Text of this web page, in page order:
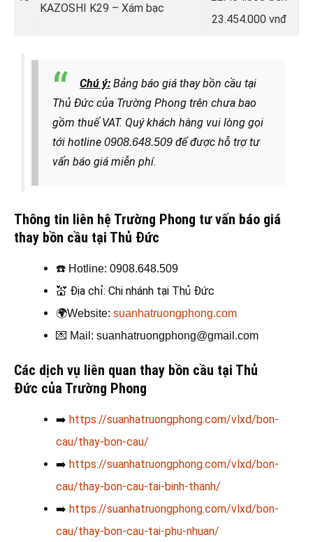
KAZOSHI K29 – Xám bạc
23.454.000 vnđ
Chú ý: Bảng báo giá thay bồn cầu tại
Thủ Đức của Trường Phong trên chưa bao
gồm thuế VAT. Quý khách hàng vui lòng gọi
tới hotline 0908.648.509 để được hỗ trợ tư
vấn báo giá miễn phí.
Thông tin liên hệ Trường Phong tư vấn báo giá
thay bồn cầu tại Thủ Đức
☎️ Hotline: 0908.648.509
💒 Địa chỉ: Chi nhánh tại Thủ Đức
🌍Website: suanhatruongphong.com
💌 Mail: suanhatruongphong@gmail.com
Các dịch vụ liên quan thay bồn cầu tại Thủ
Đức của Trường Phong
➡️ https://suanhatruongphong.com/vlxd/bon-
cau/thay-bon-cau/
➡️ https://suanhatruongphong.com/vlxd/bon-
cau/thay-bon-cau-tai-binh-thanh/
➡️ https://suanhatruongphong.com/vlxd/bon-
cau/thay-bon-cau-tai-phu-nhuan/